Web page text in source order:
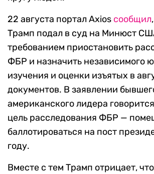
22 августа портал Axios сообщил
Трамп подал в суд на Минюст
требованием приостановить
ФБР и назначить независимого
изучения и оценки изъятых в
документов. В заявлении
американского лидера
цель расследования ФБР —
баллотироваться на пост
году.
Вместе с тем Трамп отрицает,